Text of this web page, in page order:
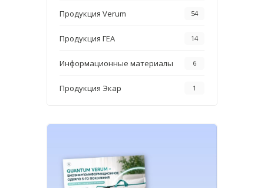
Продукция Verum 54
Продукция ГЕА 14
Информационные материалы 6
Продукция Экар 1